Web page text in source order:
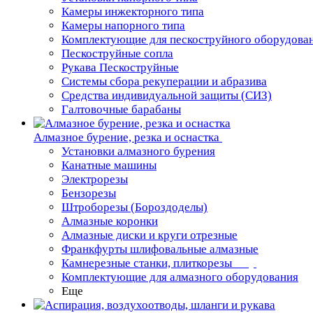
Камеры инжекторного типа
Камеры напорного типа
Комплектующие для пескоструйного
Пескоструйные сопла
Рукава Пескоструйные
Системы сбора рекуперации и абразива
Средства индивидуальной защиты (СИЗ)
Галтовочные барабаны
Алмазное бурение, резка и оснастка
Установки алмазного бурения
Канатные машины
Электрорезы
Бензорезы
Штроборезы (Бороздоделы)
Алмазные коронки
Алмазные диски и круги отрезные
Франкфурты шлифовальные алмазные
Камнерезные станки, плиткорезы
Комплектующие для алмазного оборудования
Еще